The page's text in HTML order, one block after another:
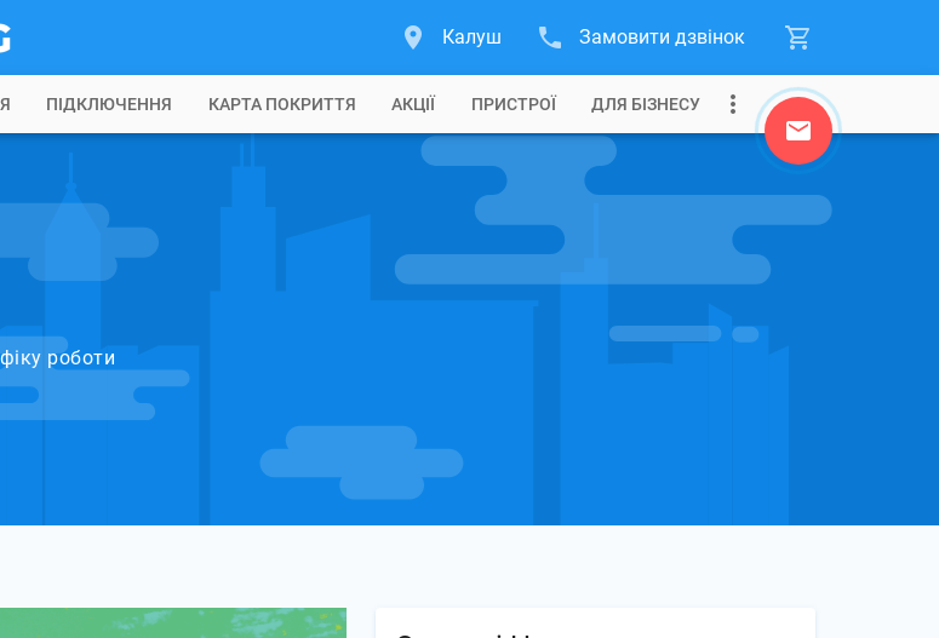
Калуш Замовити дзвінок
ПІДКЛЮЧЕННЯ КАРТА ПОКРИТТЯ АКЦІЇ ПРИСТРОЇ ДЛЯ БІЗНЕСУ
роботи